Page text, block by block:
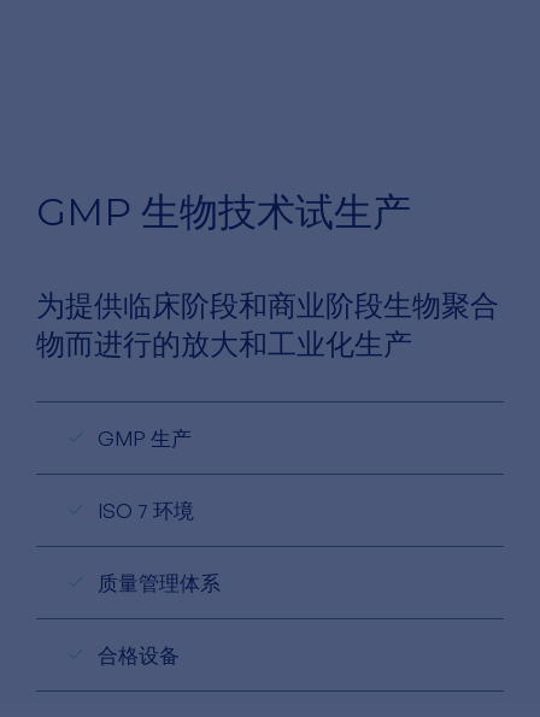
GMP 生物技术试生产
为提供临床阶段和商业阶段生物聚合
物而进行的放大和工业化生产
GMP 生产
ISO 7 环境
质量管理体系
合格设备